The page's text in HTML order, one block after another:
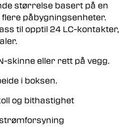
størrelse basert på en
påbygningsenheter.
til opptil 24 LC-kontakter,
skinne eller rett på vegg.
i boksen.
og bithastighet